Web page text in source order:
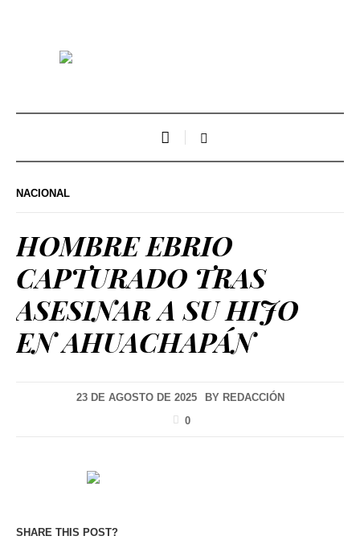
NACIONAL
HOMBRE EBRIO
CAPTURADO TRAS
ASESINAR A SU HIJO
EN AHUACHAPÁN
23 DE AGOSTO DE 2025 BY REDACCIÓN
0
SHARE THIS POST?